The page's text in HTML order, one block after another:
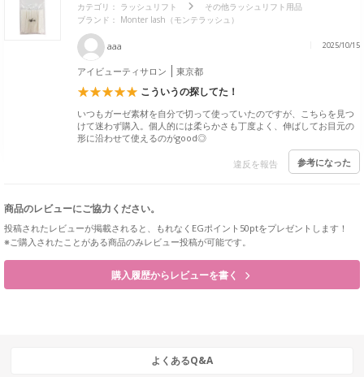
カテゴリ： ラッシュリフト
その他ラッシュリフト用品
ブランド： Monter lash（モンテラッシュ）
aaa 2025/10/15
アイビューティサロン 東京都
こういうの探してた！
いつもガーゼ素材を自分で切って使っていたのですが、こちらを見つ
けて迷わず購入。個人的には柔らかさも丁度よく、伸ばしてお目元の
形に沿わせて使えるのがgood◎
違反を報告 参考になった
商品のレビューにご協力ください。
投稿されたレビューが掲載されると、もれなくEGポイント50ptをプレゼントします！
※ご購入されたことがある商品のみレビュー投稿が可能です。
購入履歴からレビューを書く
よくあるQ&A